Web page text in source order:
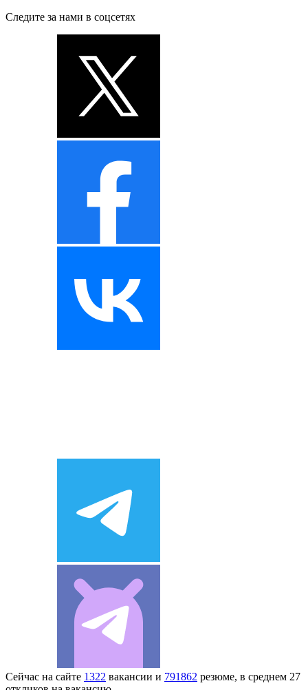
Следите за нами в соцсетях
Сейчас на сайте 1322 вакансии и 791862 резюме, в среднем 27